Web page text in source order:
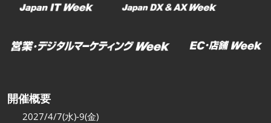
開催概要
2027/4/7(水)-9(金)